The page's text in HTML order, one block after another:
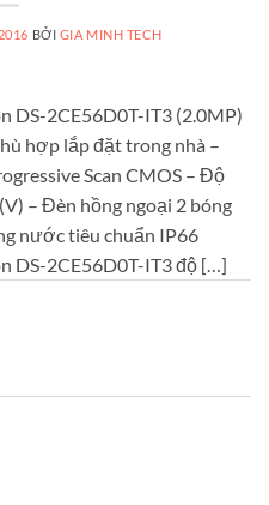
BỞI GIA MINH TECH
DS-2CE56D0T-IT3 (2.0MP)
hợp lắp đặt trong nhà –
Scan CMOS – Độ
– Đèn hồng ngoại 2 bóng
nước tiêu chuẩn IP66
DS-2CE56D0T-IT3 độ […]